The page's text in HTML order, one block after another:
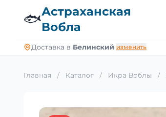
🐟Астраханская
Вобла
Доставка в Белинский изменить
Главная / Каталог / Икра Воблы /